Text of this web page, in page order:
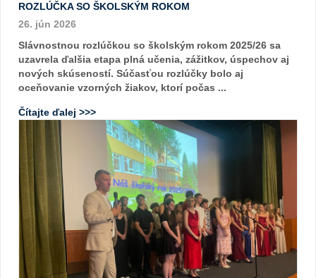
ROZLÚČKA SO ŠKOLSKÝM ROKOM
26. jún 2026
Slávnostnou rozlúčkou so školským rokom 2025/26 sa
uzavrela ďalšia etapa plná učenia, zážitkov, úspechov aj
nových skúseností. Súčasťou rozlúčky bolo aj
oceňovanie vzorných žiakov, ktorí počas ...
Čítajte ďalej >>>